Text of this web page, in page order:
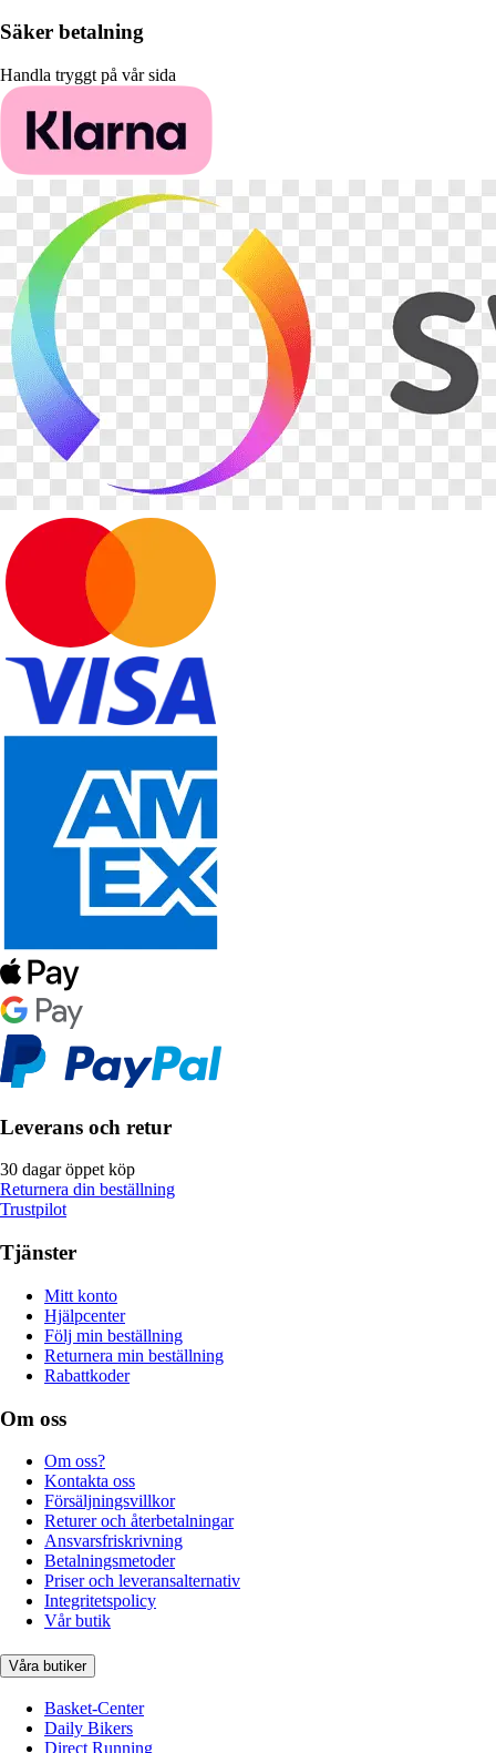
Säker betalning
Handla tryggt på vår sida
Leverans och retur
30 dagar öppet köp
Returnera din beställning
Trustpilot
Tjänster
Mitt konto
Hjälpcenter
Följ min beställning
Returnera min beställning
Rabattkoder
Om oss
Om oss?
Kontakta oss
Försäljningsvillkor
Returer och återbetalningar
Ansvarsfriskrivning
Betalningsmetoder
Priser och leveransalternativ
Integritetspolicy
Vår butik
Våra butiker
Basket-Center
Daily Bikers
Direct Running